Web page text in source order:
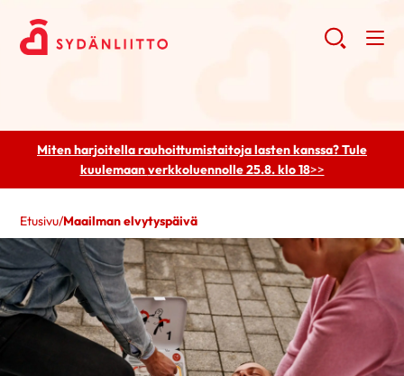
Miten harjoitella rauhoittumistaitoja lasten kanssa? Tule
kuulemaanverkkoluennolle 25.8. klo 18>>
Etusivu/Maailman elvytyspäivä